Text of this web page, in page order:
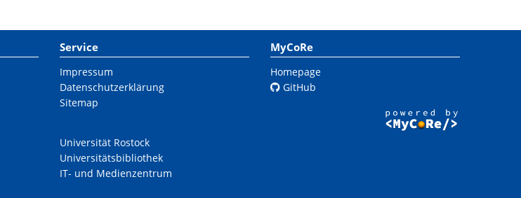
Service
Impressum
Datenschutzerklärung
Sitemap
Universität Rostock
Universitätsbibliothek
IT- und Medienzentrum
MyCoRe
Homepage
GitHub